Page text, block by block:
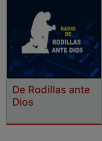
De Rodillas ante
Dios